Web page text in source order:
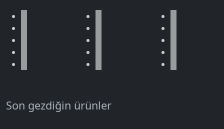
Son gezdiğin ürünler